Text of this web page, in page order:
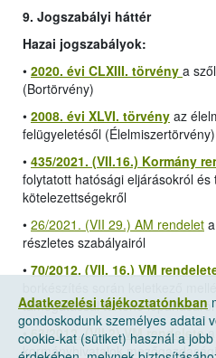
9. Jogszabályi háttér
Hazai jogszabályok:
• 2020. évi CLXIII. törvény a
(Bortörvény)
• 2008. évi XLVI. törvény az
felügyeletésől (Élelmiszertörvény)
• 435/2021. (VII.16.) Kormány
folytatott hatósági eljárásokról
kötelezettségekről
• 26/2021. (VII 29.) AM rendelet
részletes szabályairól
• 70/2012. (VII. 16.) VM
támogatással történő lepárlásáról
•63/2012. (VII.2) VM rendeletea
kormányhivatalok
Adatkezelési tájékoztatónkban
gondoskodunk személyes adatai
cookie-kat (sütiket) használ a